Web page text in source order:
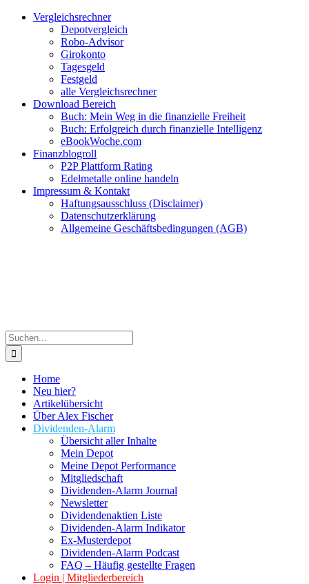
Zum
Facebook
Twitter
Instagram
Pinterest
YouTubeVergleichsrechner
Depotvergleich
Robo-Advisor
Girokonto
Tagesgeld
Festgeld
alle Vergleichsrechner
Download Bereich
Buch: Mein Weg in die finanzielle Freiheit
Buch: Erfolgreich durch finanzielle Intelligenz
eBookWoche.com
Finanzblogroll
P2P Plattform Rating
Edelmetalle online handeln
Impressum & Kontakt
Haftungsausschluss (Disclaimer)
Datenschutzerklärung
Allgemeine Geschäftsbedingungen (AGB)
Suche
nach:
Home
Neu hier?
Artikelübersicht
Über Alex Fischer
Dividenden-Alarm
Übersicht aller Inhalte
Mein Depot
Meine Depot Performance
Mitgliedschaft
Dividenden-Alarm Journal
Newsletter
Dividendenaktien Liste
Dividenden-Alarm Indikator
Ex-Musterdepot
Dividenden-Alarm Podcast
FAQ – Häufig gestellte Fragen
Login | Mitgliederbereich